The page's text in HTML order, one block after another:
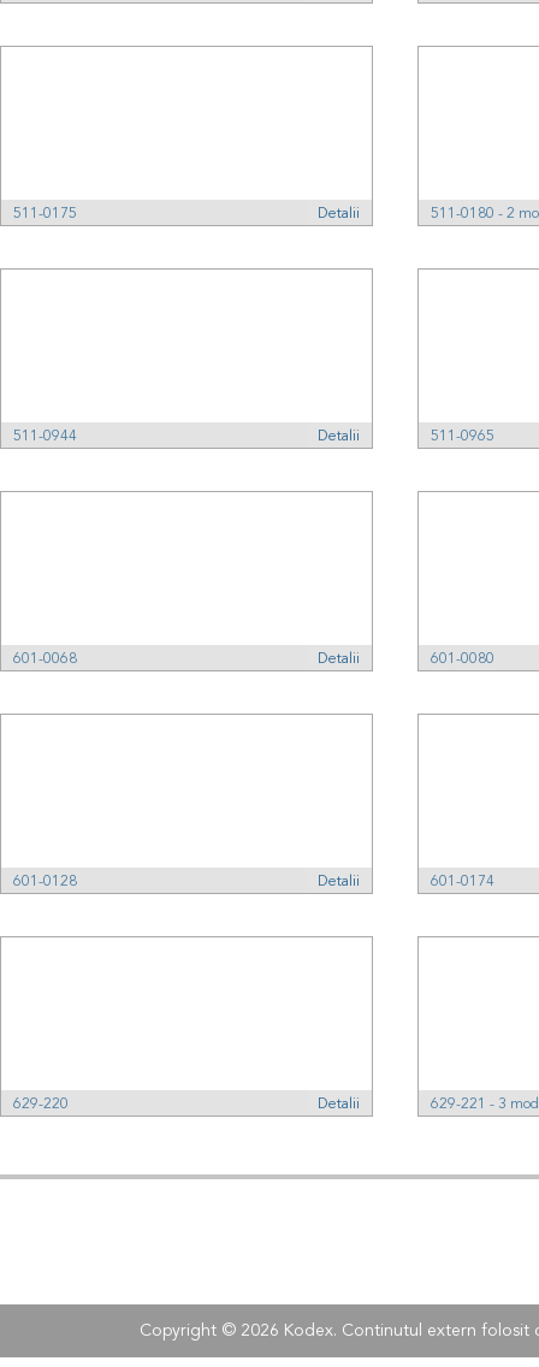
Detalii
511-0175 511-0180 - 2
Detalii
511-0944 511-0965
Detalii
601-0068 601-0080
Detalii
601-0128 601-0174
Detalii
629-220 629-221 - 3
Copyright © 2026 Kodex. Continutul extern folosit